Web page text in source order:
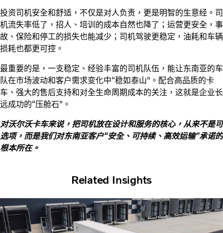
投资司机安全和舒适，不仅是对人负责，更是明智的生意经。司
机流失率低了，招人、培训的成本自然也降了；运营更安全，事
故、保险和停工的损失也能减少；司机驾驶更稳定，油耗和车辆
损耗也都更可控。
最重要的是，一支稳定、经验丰富的司机队伍，能让东南亚的车
队在市场波动和客户需求变化中“稳如泰山”。配合高品质的卡
车、强大的售后支持和对全生命周期成本的关注，这就是企业长
远成功的“压舱石”。
对沃尔沃卡车来说，把司机放在设计和服务的核心，从来不是可
选项，而是我们对东南亚客户“安全、可持续、高效运输”承诺的
根本所在。
Related Insights